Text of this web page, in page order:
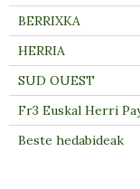
BERRIXKA
HERRIA
SUD OUEST
Fr3 Euskal Herri
Beste hedabideak